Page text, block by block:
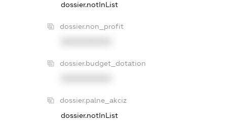
dossier.notInList
dossier.non_profit
dossier.budget_dotation
dossier.palne_akciz
dossier.notInList